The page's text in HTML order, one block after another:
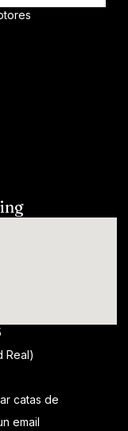
Real)
catas de
email